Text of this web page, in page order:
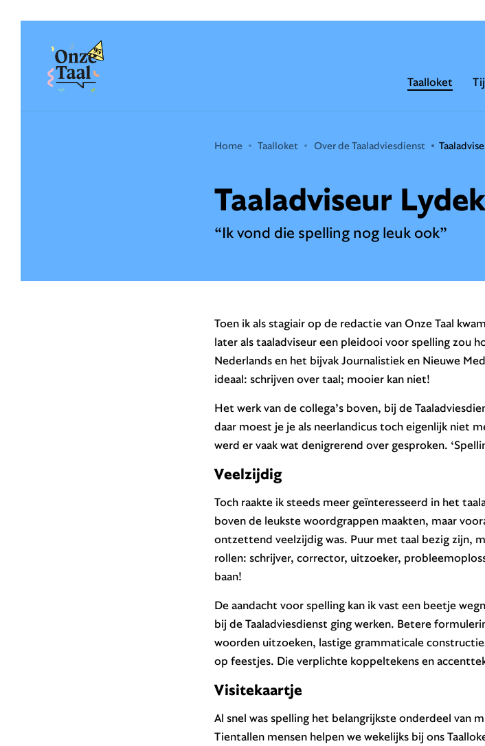
Onze Taal
Taalloket
Home Taalloket Over de Taaladviesdienst
Taaladviseur
“Ik vond die spelling nog leuk ook”
Toen ik als stagiair op de redactie van Onze Taal
later als taaladviseur een pleidooi voor spelling zou
Nederlands en het bijvak Journalistiek en Nieuwe
ideaal: schrijven over taal; mooier kan niet!
Het werk van de collega’s boven, bij de
daar moest je je als neerlandicus toch eigenlijk niet
werd er vaak wat denigrerend over gesproken.
Veelzijdig
Toch raakte ik steeds meer geïnteresseerd in het
boven de leukste woordgrappen maakten, maar
ontzettend veelzijdig was. Puur met taal bezig zijn,
rollen: schrijver, corrector, uitzoeker,
baan!
De aandacht voor spelling kan ik vast een beetje
bij de Taaladviesdienst ging werken. Betere
woorden uitzoeken, lastige grammaticale
op feestjes. Die verplichte koppeltekens en
Visitekaartje
Al snel was spelling het belangrijkste onderdeel van
Tientallen mensen helpen we wekelijks bij ons